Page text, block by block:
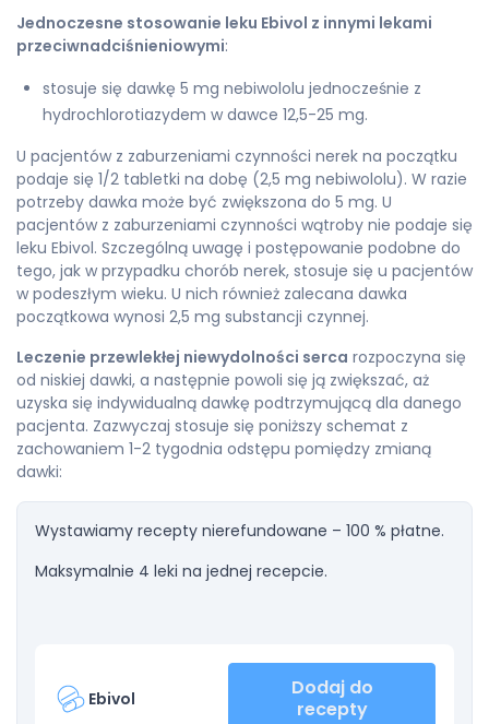
Jednoczesne stosowanie leku Ebivol z innymi lekami
przeciwnadciśnieniowymi:
stosuje się dawkę 5 mg nebiwololu jednocześnie z
hydrochlorotiazydem w dawce 12,5-25 mg.
U pacjentów z zaburzeniami czynności nerek na początku
podaje się 1/2 tabletki na dobę (2,5 mg nebiwololu). W razie
potrzeby dawka może być zwiększona do 5 mg. U
pacjentów z zaburzeniami czynności wątroby nie podaje się
leku Ebivol. Szczególną uwagę i postępowanie podobne do
tego, jak w przypadku chorób nerek, stosuje się u pacjentów
w podeszłym wieku. U nich również zalecana dawka
początkowa wynosi 2,5 mg substancji czynnej.
Leczenie przewlekłej niewydolności serca rozpoczyna się
od niskiej dawki, a następnie powoli się ją zwiększać, aż
uzyska się indywidualną dawkę podtrzymującą dla danego
pacjenta. Zazwyczaj stosuje się poniższy schemat z
zachowaniem 1-2 tygodnia odstępu pomiędzy zmianą
dawki:
Wystawiamy recepty nierefundowane – 100 % płatne.
Maksymalnie 4 leki na jednej recepcie.
Ebivol
Dodaj do
recepty